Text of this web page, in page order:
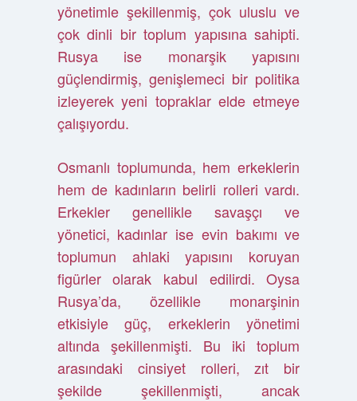
yönetimle şekillenmiş, çok uluslu ve
çok dinli bir toplum yapısına sahipti.
Rusya ise monarşik yapısını
güçlendirmiş, genişlemeci bir politika
izleyerek yeni topraklar elde etmeye
çalışıyordu.
Osmanlı toplumunda, hem erkeklerin
hem de kadınların belirli rolleri vardı.
Erkekler genellikle savaşçı ve
yönetici, kadınlar ise evin bakımı ve
toplumun ahlaki yapısını koruyan
figürler olarak kabul edilirdi. Oysa
Rusya’da, özellikle monarşinin
etkisiyle güç, erkeklerin yönetimi
altında şekillenmişti. Bu iki toplum
arasındaki cinsiyet rolleri, zıt bir
şekilde şekillenmişti, ancak